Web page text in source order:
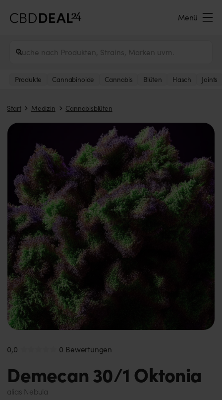
Menü
Produkte Cannabinoide Cannabis Blüten Hasch Joints
Start Medizin Cannabisblüten
0,0 0 Bewertungen
Demecan 30/1 Oktonia
alias Nebula